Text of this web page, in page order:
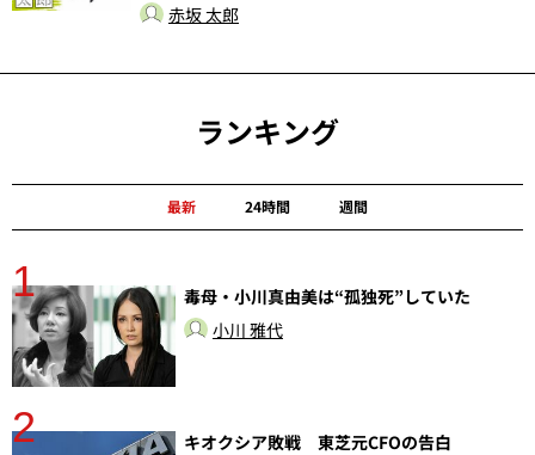
赤坂 太郎
ランキング
最新 24時間 週間
1
毒母・小川真由美は“孤独死”していた
小川 雅代
2
キオクシア敗戦 東芝元CFOの告白